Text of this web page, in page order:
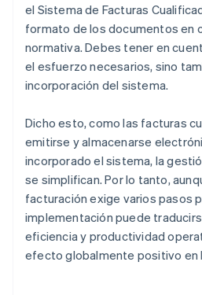
el Sistema de Facturas
formato de los documentos en
normativa. Debes tener en
el esfuerzo necesarios, sino
incorporación del sistema.
Dicho esto, como las facturas
emitirse y almacenarse
incorporado el sistema, la
se simplifican. Por lo tanto,
facturación exige varios pasos
implementación puede
eficiencia y productividad
efecto globalmente positivo en